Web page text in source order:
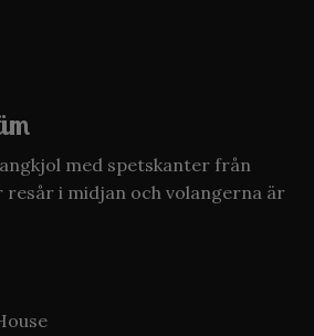
med spetskanter från
resår i midjan och volangerna är